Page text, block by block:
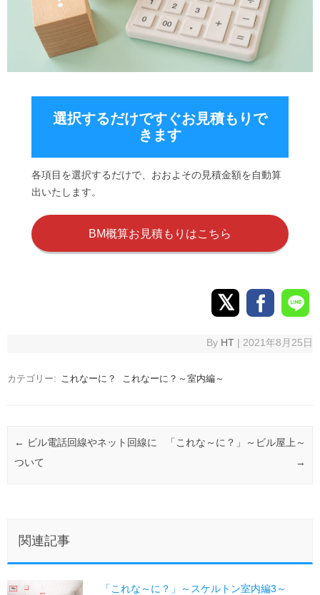
選択するだけですぐお見積もりで
きます
各項目を選択するだけで、おおよその見積金額を自動算
出いたします。
BM概算お見積もりはこちら
By HT | 2021年8月25日
カテゴリー: これなーに？ これなーに？～室内編～
投稿ナビゲーション
← ビル電話回線やネット回線に
ついて
「これな～に？」～ビル屋上～
→
関連記事
「これな～に？」～スケルトン室内編3～